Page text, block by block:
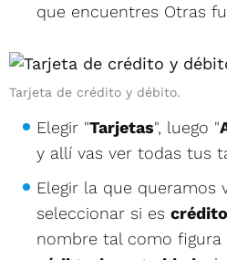
que encuentres Otras
Tarjeta de crédito y débito.
Elegir "Tarjetas", luego "
y allí vas ver todas tus
Elegir la que queramos
seleccionar si es crédito
nombre tal como figura